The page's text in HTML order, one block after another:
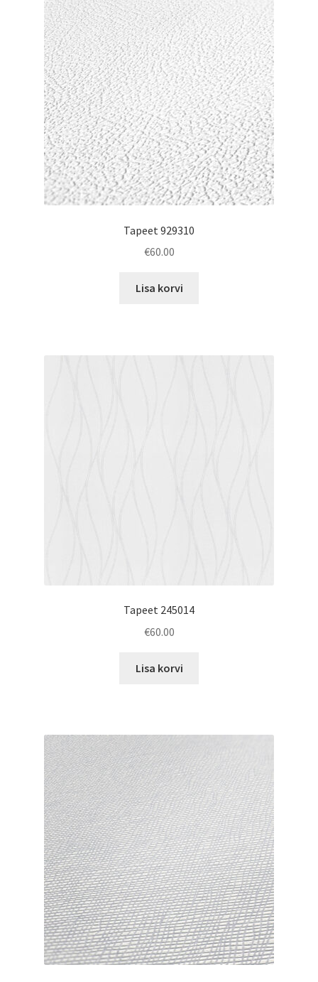
Tapeet 929310
€60.00
Lisa korvi
Tapeet 245014
€60.00
Lisa korvi